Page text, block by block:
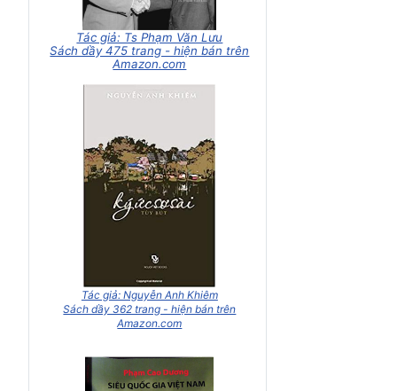
Tác giả: Ts Phạm Văn Lưu
Sách dầy 475 trang - hiện bán trên
Amazon.com
Tác giả: Nguyễn Anh Khiêm
Sách dầy 362 trang - hiện bán trên
Amazon.com